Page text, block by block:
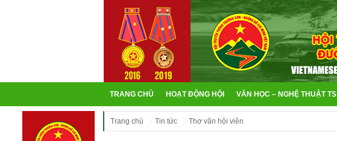
TRANG CHỦ HOẠT ĐỘNG HỘI VĂN HỌC – NGHỆ THUẬT TS
Trang chủ Tin tức Thơ văn hội viên